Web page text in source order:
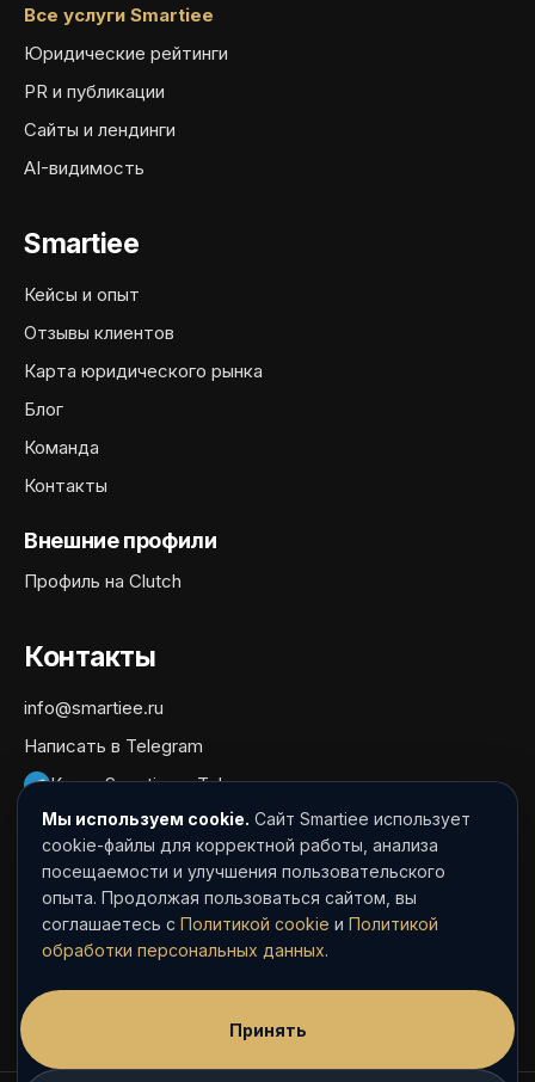
Все услуги Smartiee
Юридические рейтинги
PR и публикации
Сайты и лендинги
AI-видимость
Smartiee
Кейсы и опыт
Отзывы клиентов
Карта юридического рынка
Блог
Команда
Контакты
Внешние профили
Профиль на Clutch
Контакты
info@smartiee.ru
Написать в Telegram
Канал Smartiee в Telegram
Документы
Политика обработки персональных данных
Согласие на обработку персональных данных
Политика cookie
Пользовательское соглашение
Мы используем cookie. Сайт Smartiee использует
cookie-файлы для корректной работы, анализа
посещаемости и улучшения пользовательского
опыта. Продолжая пользоваться сайтом, вы
соглашаетесь с Политикой cookie и Политикой
обработки персональных данных.
Принять